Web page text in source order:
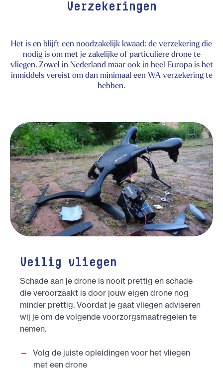
Verzekeringen
Het is en blijft een noodzakelijk kwaad: de verzekering die
nodig is om met je zakelijke of particuliere drone te
vliegen. Zowel in Nederland maar ook in heel Europa is het
inmiddels vereist om dan minimaal een WA verzekering te
hebben.
Veilig vliegen
Schade aan je drone is nooit prettig en schade
die veroorzaakt is door jouw eigen drone nog
minder prettig. Voordat je gaat vliegen adviseren
wij je om de volgende voorzorgsmaatregelen te
nemen.
Volg de juiste opleidingen voor het vliegen
met een drone